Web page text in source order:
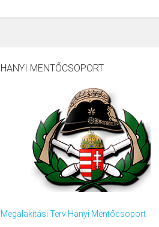
HANYI MENTŐCSOPORT
Megalakítási Terv Hanyi Mentőcsoport